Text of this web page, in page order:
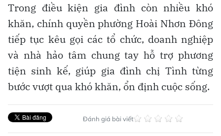
Trong điều kiện gia đình còn nhiều khó
khăn, chính quyền phường Hoài Nhơn Đông
tiếp tục kêu gọi các tổ chức, doanh nghiệp
và nhà hảo tâm chung tay hỗ trợ phương
tiện sinh kế, giúp gia đình chị Tình từng
bước vượt qua khó khăn, ổn định cuộc sống.
Đánh giá bài viết